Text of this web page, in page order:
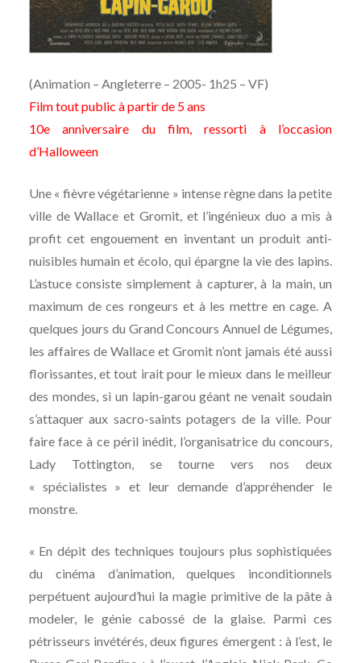
(Animation – Angleterre – 2005- 1h25 – VF)
Film tout public à partir de 5 ans
10e anniversaire du film, ressorti à l’occasion
d’Halloween
Une « fièvre végétarienne » intense règne dans la petite
ville de Wallace et Gromit, et l’ingénieux duo a mis à
profit cet engouement en inventant un produit anti-
nuisibles humain et écolo, qui épargne la vie des lapins.
L’astuce consiste simplement à capturer, à la main, un
maximum de ces rongeurs et à les mettre en cage. A
quelques jours du Grand Concours Annuel de Légumes,
les affaires de Wallace et Gromit n’ont jamais été aussi
florissantes, et tout irait pour le mieux dans le meilleur
des mondes, si un lapin-garou géant ne venait soudain
s’attaquer aux sacro-saints potagers de la ville. Pour
faire face à ce péril inédit, l’organisatrice du concours,
Lady Tottington, se tourne vers nos deux
« spécialistes » et leur demande d’appréhender le
monstre.
« En dépit des techniques toujours plus sophistiquées
du cinéma d’animation, quelques inconditionnels
perpétuent aujourd’hui la magie primitive de la pâte à
modeler, le génie cabossé de la glaise. Parmi ces
pétrisseurs invétérés, deux figures émergent : à l’est, le